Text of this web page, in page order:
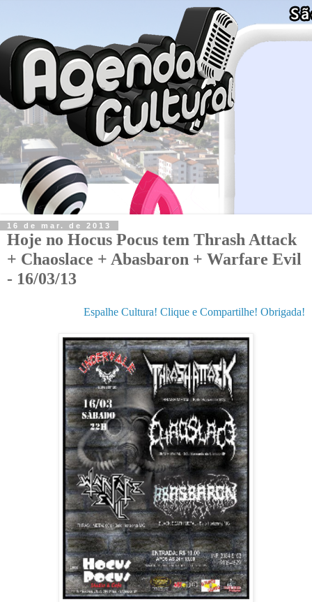
16 de mar. de 2013
Hoje no Hocus Pocus tem Thrash Attack
+ Chaoslace + Abasbaron + Warfare Evil
- 16/03/13
Espalhe Cultura! Clique e Compartilhe! Obrigada!